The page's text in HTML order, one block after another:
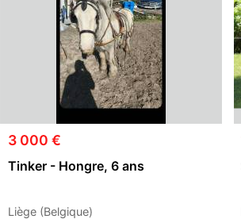
3 000 €
Tinker - Hongre, 6 ans
Liège (Belgique)